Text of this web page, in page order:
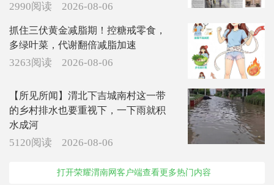
2990阅读 2026-08-06
抓住三伏黄金减脂期！控糖戒零食，
多绿叶菜，代谢翻倍减脂加速
3263阅读 2026-08-06
【所见所闻】渭北下吉城南村这一带
的乡村排水也要重视下，一下雨就积
水成河
5120阅读 2026-08-06
打开荣耀渭南网客户端查看更多热门内容